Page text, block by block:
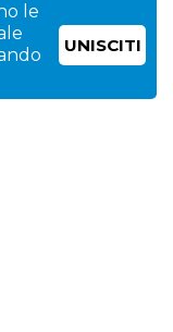
le
UNISCITI